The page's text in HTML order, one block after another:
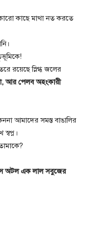
কাছে মাথা নত করতে
রয়েছে স্নিগ্ধ জলের
আর পেলব অহংকারী
আমাদের সমস্ত বাঙালির
অটল এক লাল সবুজের